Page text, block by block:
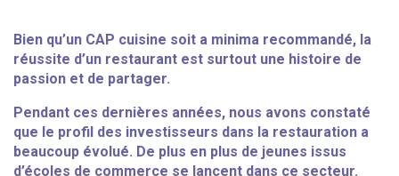
Bien qu’un CAP cuisine soit a minima recommandé, la
réussite d’un restaurant est surtout une histoire de
passion et de partager.
Pendant ces dernières années, nous avons constaté
que le profil des investisseurs dans la restauration a
beaucoup évolué. De plus en plus de jeunes issus
d’écoles de commerce se lancent dans ce secteur.